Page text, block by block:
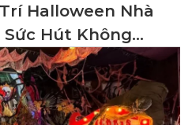
Halloween Nhà
Sức Hút Không